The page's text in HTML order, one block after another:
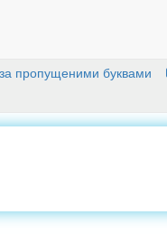
пропущеними буквами